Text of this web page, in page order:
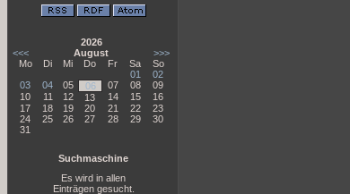
2026
<<<
August
>>>
Mo
Di Mi Do Fr Sa
So
01
02
03
04 05 06 07 08
09
10
11 12 13 14 15
16
17
18 19 20 21 22
23
24
25 26 27 28 29
30
31
Suchmaschine
Es wird in allen
Einträgen gesucht.